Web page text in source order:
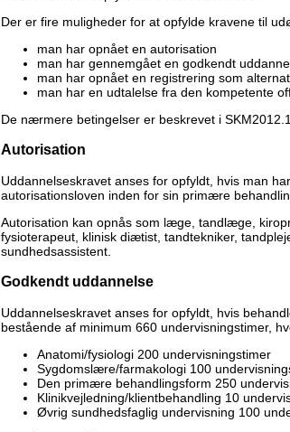
Der er fire muligheder for at opfylde kravene til
man har opnået en autorisation
man har gennemgået en godkendt
man har opnået en registrering som
man har en udtalelse fra den kompetente
De nærmere betingelser er beskrevet i
Autorisation
Uddannelseskravet anses for opfyldt, hvis man
autorisationsloven inden for sin primære
Autorisation kan opnås som læge, tandlæge,
fysioterapeut, klinisk diætist, tandtekniker,
sundhedsassistent.
Godkendt uddannelse
Uddannelseskravet anses for opfyldt, hvis
bestående af minimum 660 undervisningstimer,
Anatomi/fysiologi 200 undervisningstimer
Sygdomslære/farmakologi 100
Den primære behandlingsform 250
Klinikvejledning/klientbehandling 10
Øvrig sundhedsfaglig undervisning 100